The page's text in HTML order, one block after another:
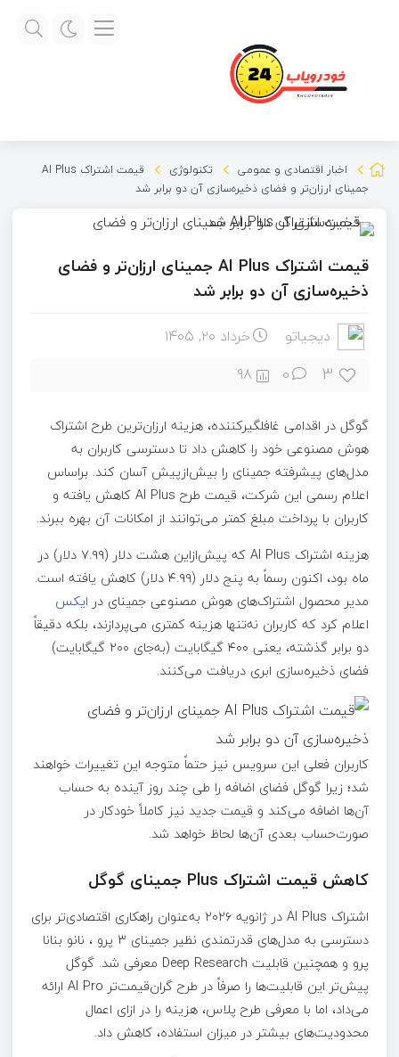
اخبار اقتصادی و عمومی تکنولوژی
قیمت اشتراک AI Plus
جمینای ارزان‌تر و فضای ذخیره‌سازی آن دو برابر شد
قیمت اشتراک AI Plus جمینای ارزان‌تر و فضای
ذخیره‌سازی آن دو برابر شد
دیجیاتو خرداد ۲۰, ۱۴۰۵
3
0
98
گوگل در اقدامی غافلگیرکننده، هزینه ارزان‌ترین طرح اشتراک
هوش مصنوعی خود را کاهش داد تا دسترسی کاربران به
مدل‌های پیشرفته جمینای را بیش‌ازپیش آسان کند. براساس
اعلام رسمی این شرکت، قیمت طرح AI Plus کاهش یافته و
کاربران با پرداخت مبلغ کمتر می‌توانند از امکانات آن بهره ببرند.
هزینه اشتراک AI Plus که پیش‌ازاین هشت دلار (۷.۹۹ دلار) در
ماه بود، اکنون رسماً به پنج دلار (۴.۹۹ دلار) کاهش یافته است.
مدیر محصول اشتراک‌های هوش مصنوعی جمینای در ایکس
اعلام کرد که کاربران نه‌تنها هزینه کمتری می‌پردازند، بلکه دقیقاً
دو برابر گذشته، یعنی ۴۰۰ گیگابایت (به‌جای ۲۰۰ گیگابایت)
فضای ذخیره‌سازی ابری دریافت می‌کنند.
کاربران فعلی این سرویس نیز حتماً متوجه این تغییرات خواهند
شد؛ زیرا گوگل فضای اضافه را طی چند روز آینده به حساب
آن‌ها اضافه می‌کند و قیمت جدید نیز کاملاً خودکار در
صورت‌حساب بعدی آن‌ها لحاظ خواهد شد.
کاهش قیمت اشتراک Plus جمینای گوگل
اشتراک AI Plus در ژانویه ۲۰۲۶ به‌عنوان راهکاری اقتصادی‌تر برای
دسترسی به مدل‌های قدرتمندی نظیر جمینای ۳ پرو ، نانو بنانا
پرو و همچنین قابلیت Deep Research معرفی شد. گوگل
پیش‌تر این قابلیت‌ها را صرفاً در طرح گران‌قیمت‌تر AI Pro ارائه
می‌داد، اما با معرفی طرح پلاس، هزینه را در ازای اعمال
محدودیت‌های بیشتر در میزان استفاده، کاهش داد.